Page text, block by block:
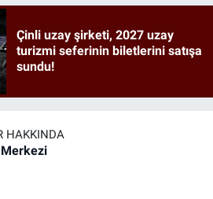
Çinli uzay şirketi, 2027 uzay
turizmi seferinin biletlerini satışa
sundu!
HAKKINDA